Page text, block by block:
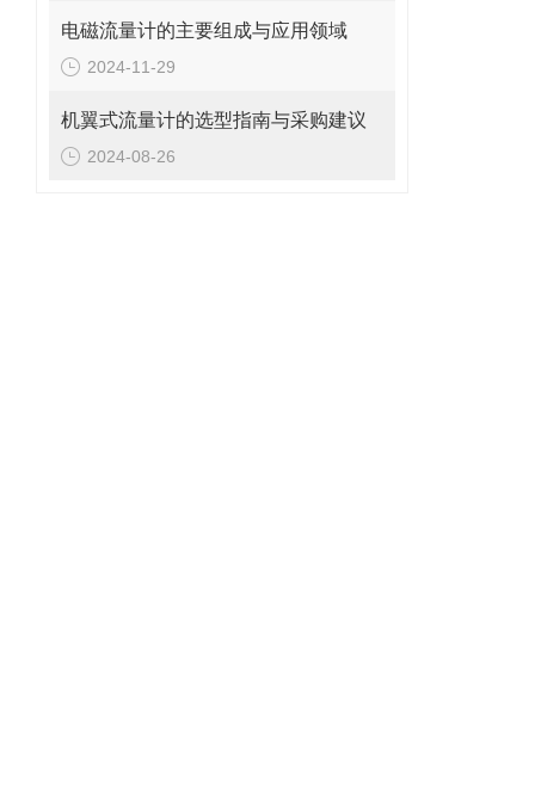
电磁流量计的主要组成与应用领域
2024-11-29
机翼式流量计的选型指南与采购建议
2024-08-26